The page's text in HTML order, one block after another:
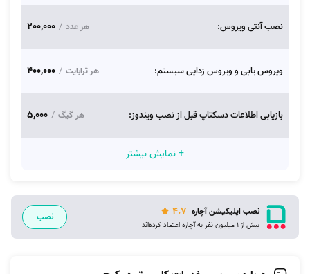
نصب آنتی ویروس: هر عدد /
200,000
ویروس‌ یابی و ویروس زدایی سیستم: هر ترابایت /
400,000
بازیابی اطلاعات دسکتاپ قبل از نصب ویندوز: هر گیگ /
5,000
+ نمایش بیشتر
نصب اپلیکیشن آچاره 4.7
بیش از 1 میلیون نفر به آچاره اعتماد کرده‌اند
نصب